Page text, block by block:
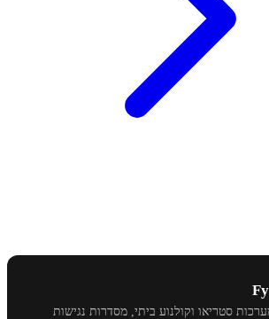
סטריאו וקולנוע ביתי, מסדרות נגישות